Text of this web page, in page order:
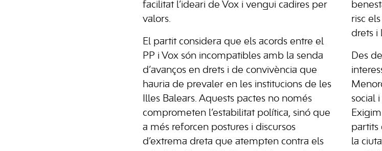
facilitat l’ideari de Vox i vengui cadires per
valors.
El partit considera que els acords entre el
PP i Vox són incompatibles amb la senda
d’avanços en drets i de convivència que
hauria de prevaler en les institucions de les
Illes Balears. Aquests pactes no només
comprometen l’estabilitat política, sinó que
a més reforcen postures i discursos
d’extrema dreta que atempten contra els
risc
drets i
Des
social
partits
la